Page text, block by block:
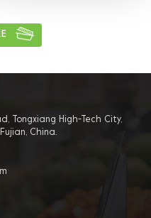
alimentos, Bandeja, envoltório de
filme plástico em rolo e saco,
fornecer o melhor serviço.
Tongxiang High-Tech City,
China.